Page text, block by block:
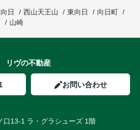
日 西山天王山 東向日
向日町
山崎
リヴの不動産
お問い合わせ
口13-1 ラ・グラシューズ 1階